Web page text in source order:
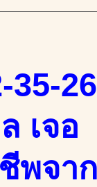
35-
เจอ
พจา